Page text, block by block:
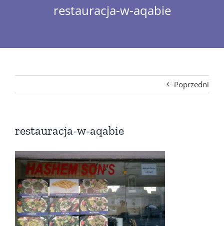
restauracja-w-aqabie
Poprzedni
restauracja-w-aqabie